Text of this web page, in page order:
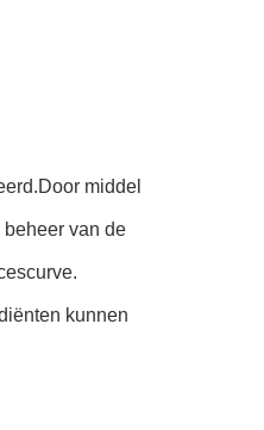
middel
van de
kunnen